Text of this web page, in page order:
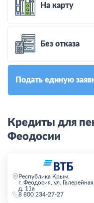
На карту
Без отказа
Подать единую
Кредиты для
Феодосии
Республика Крым,
г. Феодосия, ул. Галерейная,
д. 11а
8 800 234-27-27